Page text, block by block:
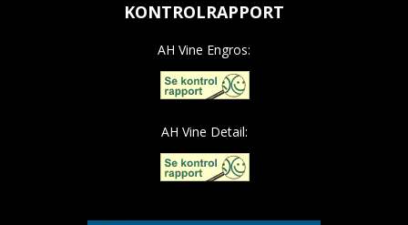
KONTROLRAPPORT
AH Vine Engros:
AH Vine Detail: